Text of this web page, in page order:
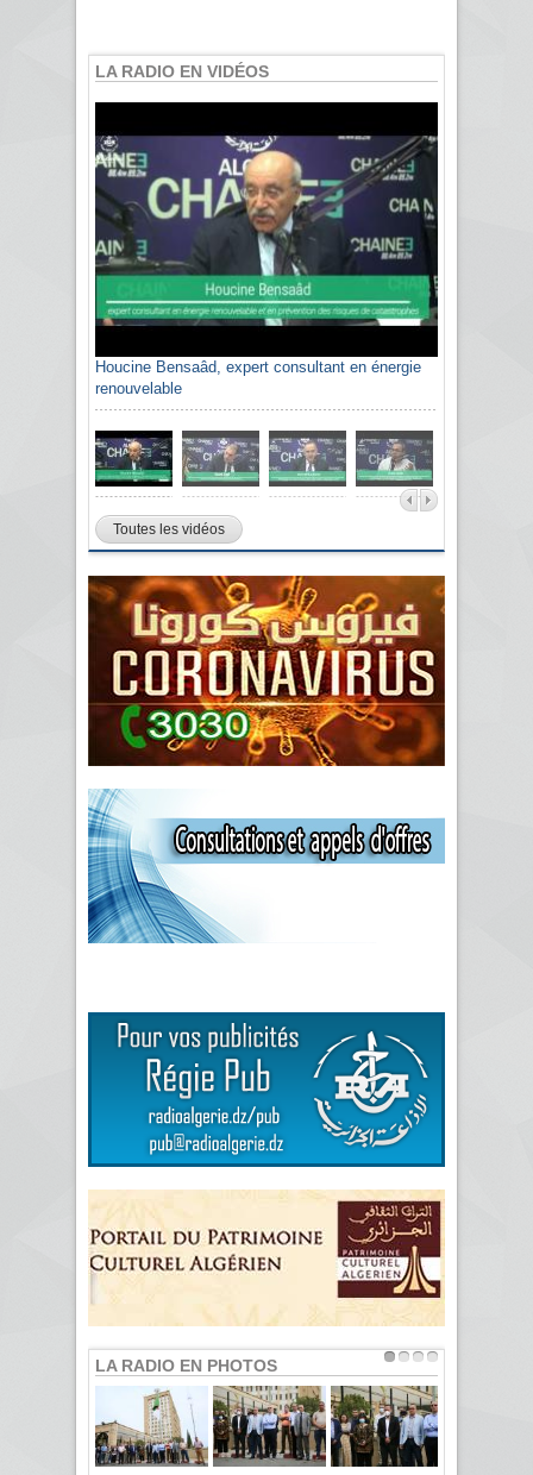
LA RADIO EN VIDÉOS
Houcine Bensaâd, expert consultant en énergie
renouvelable
Toutes les vidéos
LA RADIO EN PHOTOS